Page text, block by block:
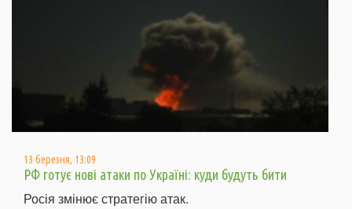
13 березня, 13:09
РФ готує нові атаки по Україні: куди будуть бити
Росія змінює стратегію атак.